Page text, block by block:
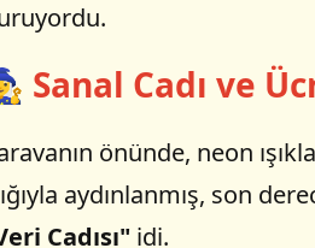
Sanal Cadı ve
önünde, neon
aydınlanmış, son
Cadısı" idi.